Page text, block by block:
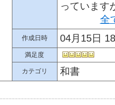
っています
全
作成日時 04月15日
満足度
カテゴリ 和書